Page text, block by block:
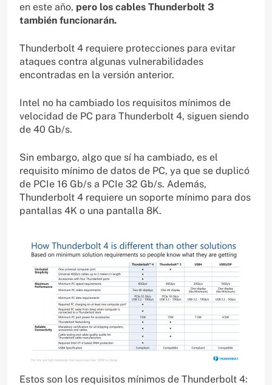
en este año, pero los cables Thunderbolt 3
también funcionarán.
Thunderbolt 4 requiere protecciones para evitar
ataques contra algunas vulnerabilidades
encontradas en la versión anterior.
Intel no ha cambiado los requisitos mínimos de
velocidad de PC para Thunderbolt 4, siguen siendo
de 40 Gb/s.
Sin embargo, algo que sí ha cambiado, es el
requisito mínimo de datos de PC, ya que se duplicó
de PCIe 16 Gb/s a PCIe 32 Gb/s. Además,
Thunderbolt 4 requiere un soporte mínimo para dos
pantallas 4K o una pantalla 8K.
Estos son los requisitos mínimos de Thunderbolt 4: